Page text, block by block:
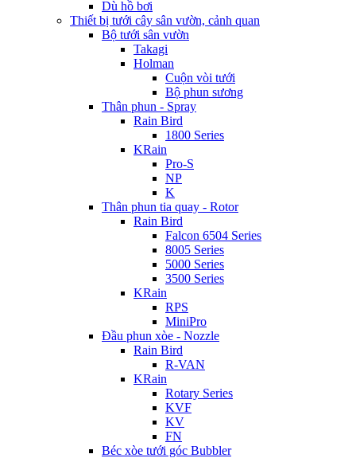
Dù hồ bơi
Thiết bị tưới cây sân vườn, cảnh quan
Bộ tưới sân vườn
Takagi
Holman
Cuộn vòi tưới
Bộ phun sương
Thân phun - Spray
Rain Bird
1800 Series
KRain
Pro-S
NP
K
Thân phun tia quay - Rotor
Rain Bird
Falcon 6504 Series
8005 Series
5000 Series
3500 Series
KRain
RPS
MiniPro
Đầu phun xòe - Nozzle
Rain Bird
R-VAN
KRain
Rotary Series
KVF
KV
FN
Béc xòe tưới góc Bubbler